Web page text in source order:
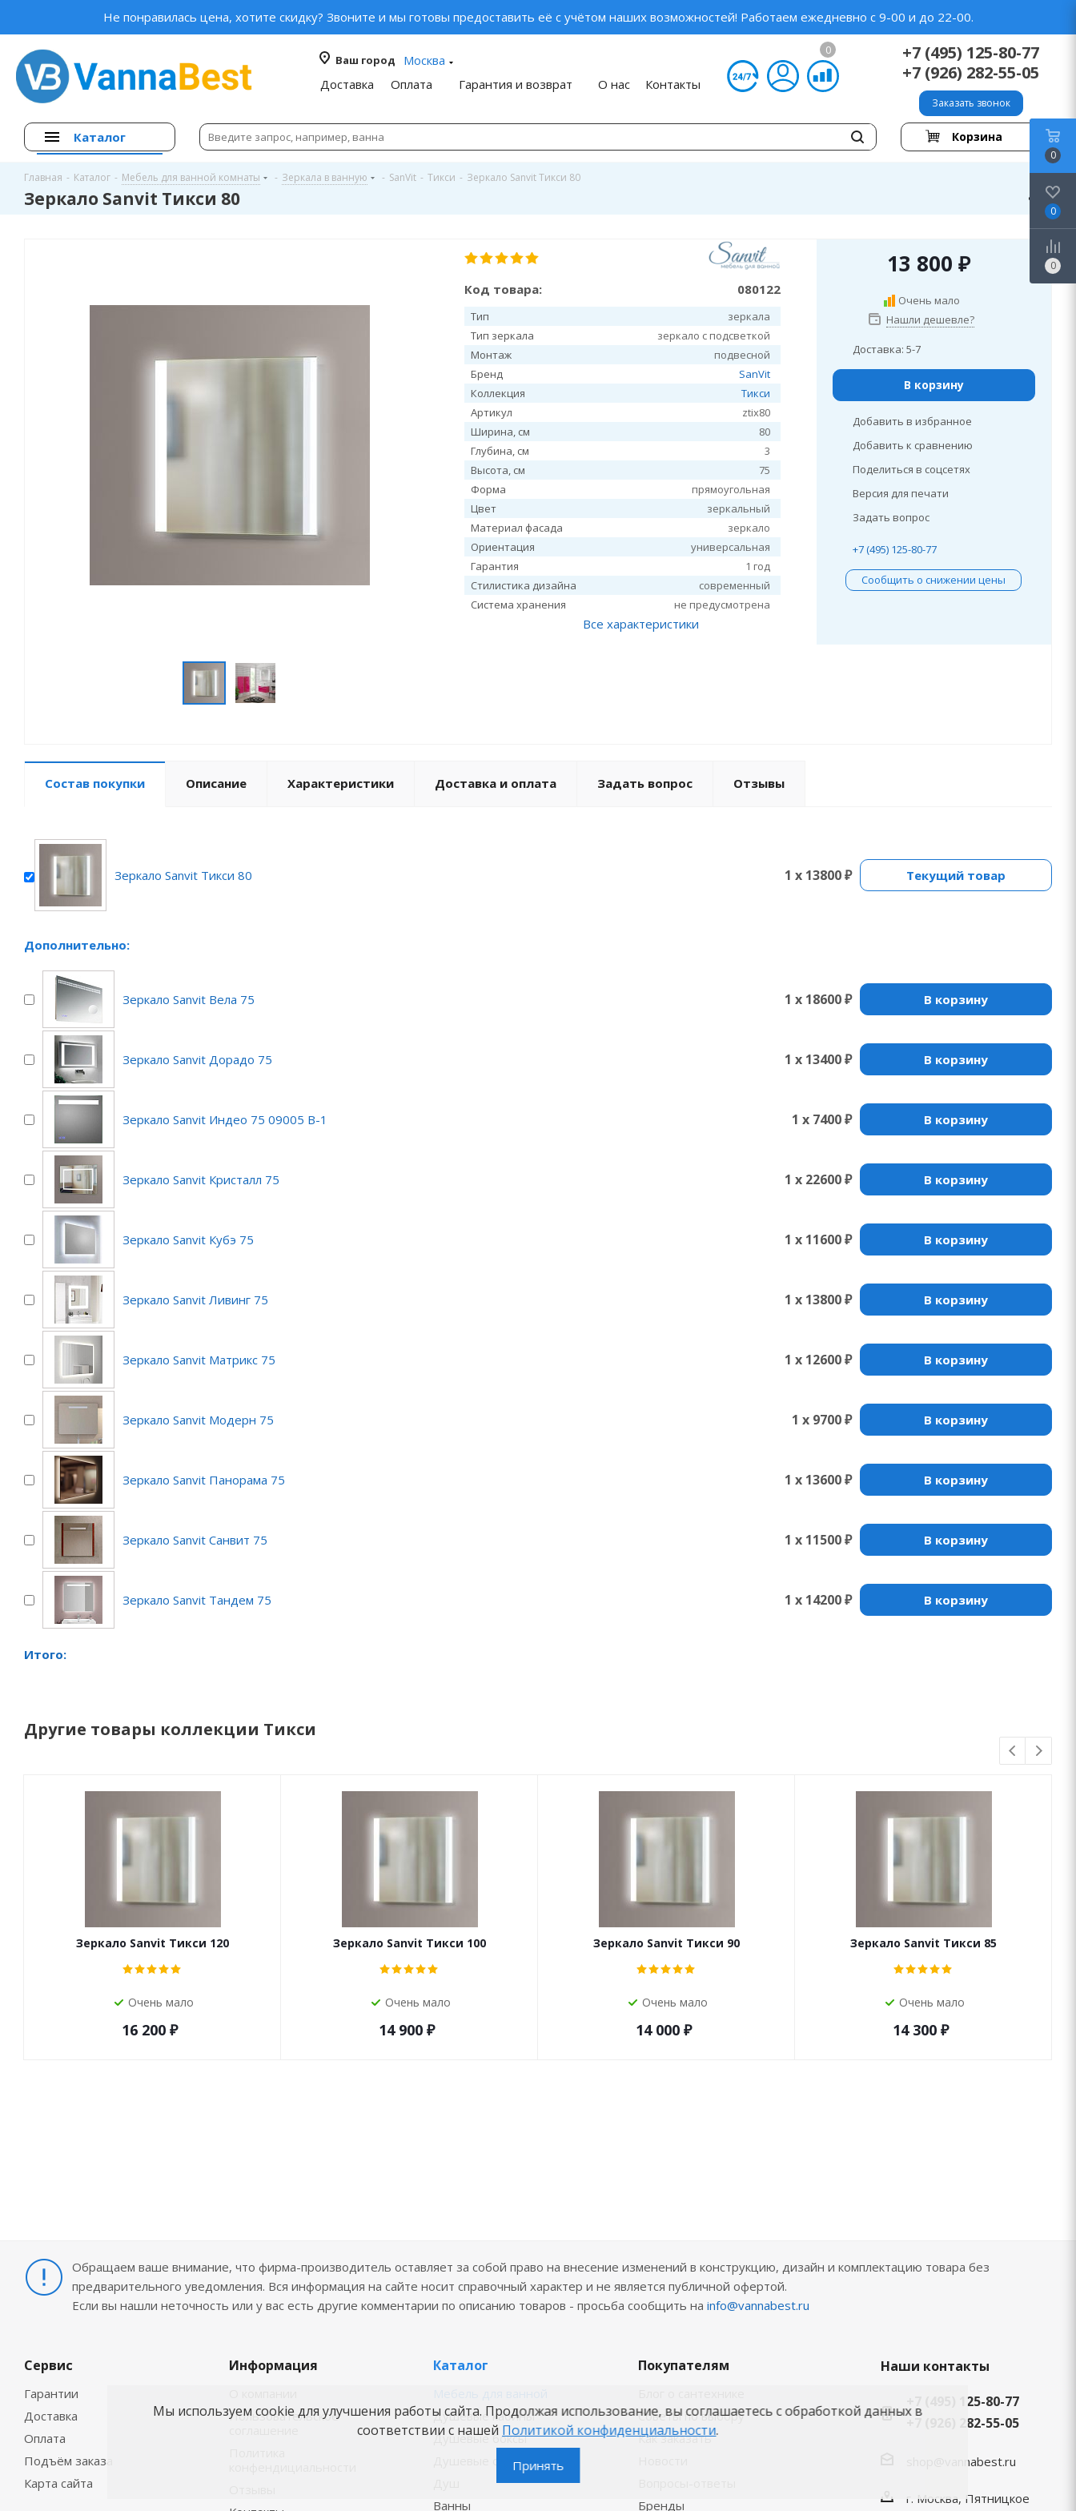
Не понравилась цена, хотите скидку? Звоните и мы готовы предоставить её с учётом наших возможностей! Работаем ежедневно с 9-00 и до 22-00.
Ваш город
Москва
Доставка
Оплата Гарантия и возврат О нас Контакты
0
+7 (495) 125-80-77
+7 (926) 282-55-05
Заказать звонок
Каталог Корзина
Главная - Каталог - Мебель для ванной комнаты - Зеркала в ванную - SanVit - Тикси - Зеркало Sanvit Тикси 80
Зеркало Sanvit Тикси 80
Код товара: 080122
Тип
зеркала
Тип зеркала
зеркало с подсветкой
Монтаж
подвесной
Бренд
SanVit
Коллекция
Тикси
Артикул
ztix80
Ширина, см
80
Глубина, см
3
Высота, см
75
Форма
прямоугольная
Цвет
зеркальный
Материал фасада
зеркало
Ориентация
универсальная
Гарантия
1 год
Стилистика дизайна
современный
Система хранения
не предусмотрена
Все характеристики
13 800 ₽
Очень мало
Нашли дешевле?
Доставка: 5-7
В корзину
Добавить в избранное
Добавить к сравнению
Поделиться в соцсетях
Версия для печати
Задать вопрос
+7 (495) 125-80-77
Сообщить о снижении цены
Состав покупки Описание Характеристики Доставка и оплата Задать вопрос Отзывы
Зеркало Sanvit Тикси 80 1 x 13800 ₽ Текущий товар
Дополнительно:
Зеркало Sanvit Вела 75 1 x 18600 ₽ В корзину
Зеркало Sanvit Дорадо 75 1 x 13400 ₽ В корзину
Зеркало Sanvit Индео 75 09005 B-1 1 x 7400 ₽ В корзину
Зеркало Sanvit Кристалл 75 1 x 22600 ₽ В корзину
Зеркало Sanvit Кубэ 75 1 x 11600 ₽ В корзину
Зеркало Sanvit Ливинг 75 1 x 13800 ₽ В корзину
Зеркало Sanvit Матрикс 75 1 x 12600 ₽ В корзину
Зеркало Sanvit Модерн 75 1 x 9700 ₽ В корзину
Зеркало Sanvit Панорама 75 1 x 13600 ₽ В корзину
Зеркало Sanvit Санвит 75 1 x 11500 ₽ В корзину
Зеркало Sanvit Тандем 75 1 x 14200 ₽ В корзину
Итого:
Другие товары коллекции Тикси
Зеркало Sanvit Тикси 120
Очень мало
16 200 ₽
Зеркало Sanvit Тикси 100
Очень мало
14 900 ₽
Зеркало Sanvit Тикси 90
Очень мало
14 000 ₽
Зеркало Sanvit Тикси 85
Очень мало
14 300 ₽
Обращаем ваше внимание, что фирма-производитель оставляет за собой право на внесение изменений в конструкцию, дизайн и комплектацию товара без
предварительного уведомления. Вся информация на сайте носит справочный характер и не является публичной офертой.
Если вы нашли неточность или у вас есть другие комментарии по описанию товаров - просьба сообщить на info@vannabest.ru
Сервис
Гарантии
Доставка
Оплата
Подъём заказа
Карта сайта
Информация
Пользовательское
Каталог
Душевые кабины
Душевые боксы
Душевые ограждения
Ванны
Покупателям
Советы по выбору
Как заказать
Бренды
Наши контакты
+7 (495) 125-80-77
+7 (926) 282-55-05
shop@vannabest.ru
г. Москва, Пятницкое
0
0
0
Мы используем cookie для улучшения работы сайта. Продолжая использование, вы соглашаетесь с обработкой данных в
соответствии с нашей Политикой конфиденциальности.
Принять